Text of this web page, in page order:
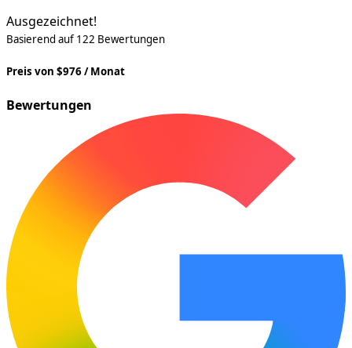
Ausgezeichnet!
Basierend auf 122 Bewertungen
Preis von $976 / Monat
Bewertungen